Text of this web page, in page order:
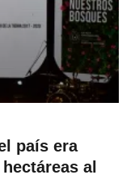
país era
al